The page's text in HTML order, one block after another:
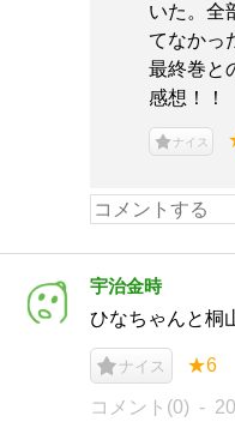
いた。全
てなかっ
最終巻と
感想！！
ナイス
宇治金時
ひなちゃんと桐
ナイス ★6
コメント(0)